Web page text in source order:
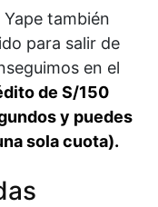
también
para salir de
en el
de S/150
y puedes
sola cuota).